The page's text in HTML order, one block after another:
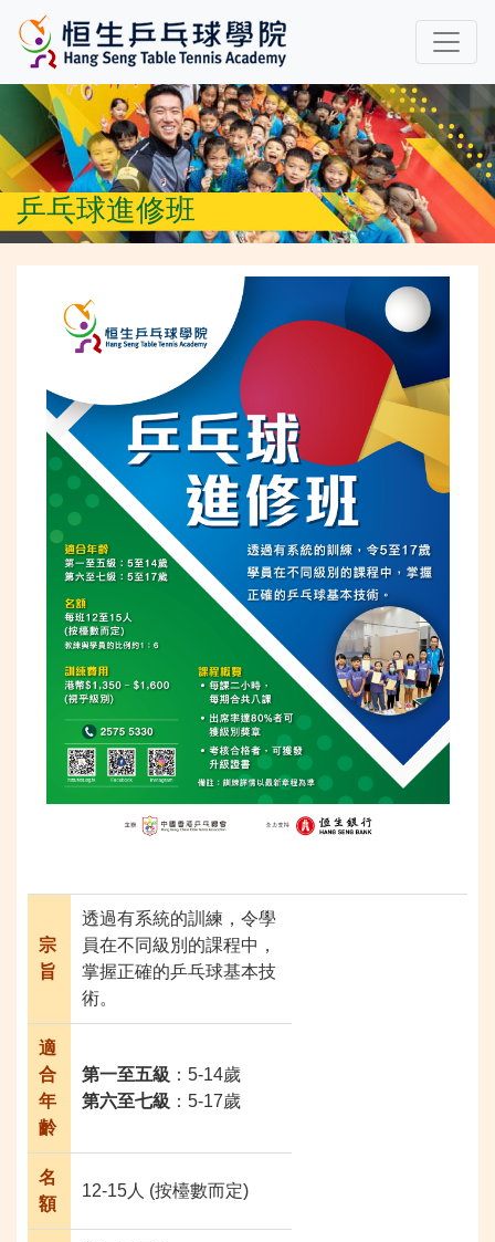
乒乓球進修班
宗
旨
透過有系統的訓練，令學
員在不同級別的課程中，
掌握正確的乒乓球基本技
術。
適
合
年
齡
第一至五級 ：5-14歲
第六至七級 ：5-17歲
名
額
12-15人 (按檯數而定)